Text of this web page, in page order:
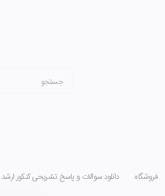
فروشگاه دانلود سوالات و پاسخ تشریحی کنکور